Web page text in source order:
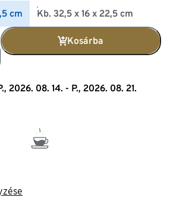
cm
Kb. 32,5 x 16 x 22,5 cm
Kosárba
2026. 08. 14. - P., 2026. 08. 21.